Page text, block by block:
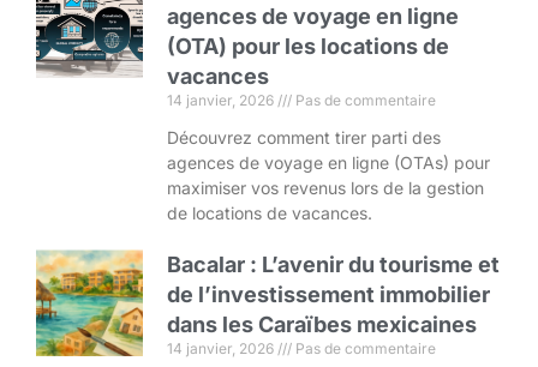
agences de voyage en ligne
(OTA) pour les locations de
vacances
14 janvier, 2026 Pas de commentaire
Découvrez comment tirer parti des
agences de voyage en ligne (OTAs) pour
maximiser vos revenus lors de la gestion
de locations de vacances.
Bacalar : L’avenir du tourisme et
de l’investissement immobilier
dans les Caraïbes mexicaines
14 janvier, 2026 Pas de commentaire